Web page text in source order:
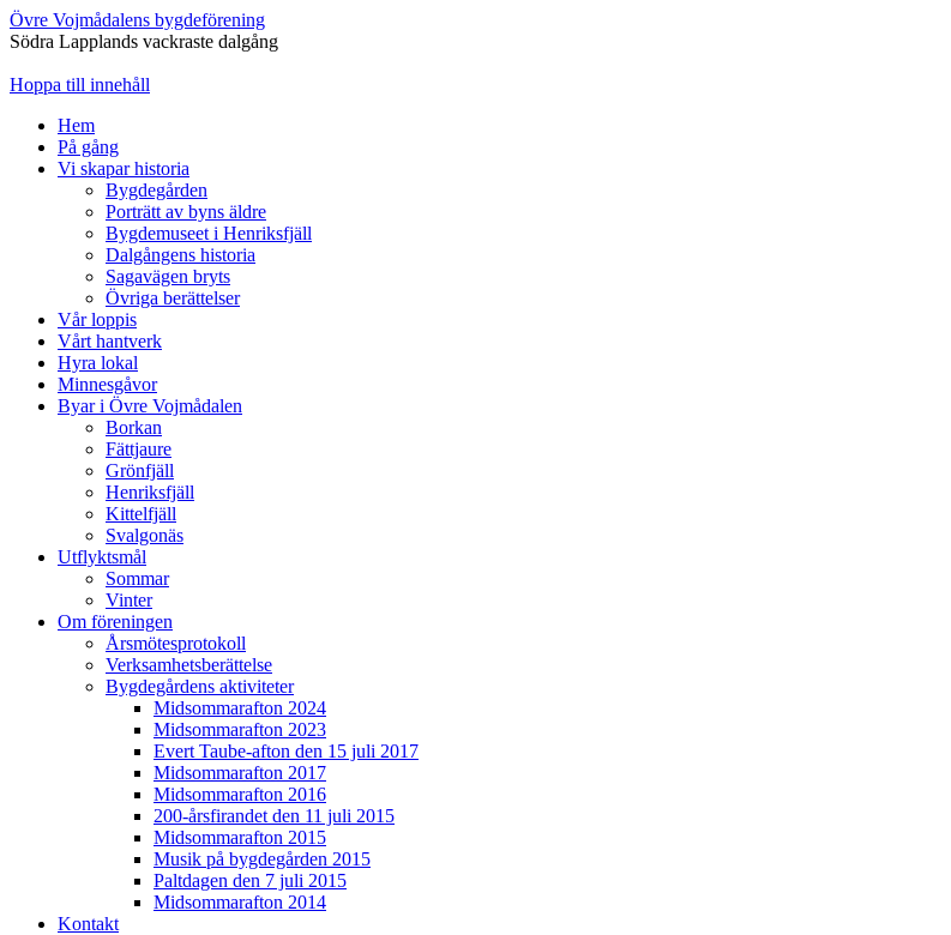
Övre Vojmådalens bygdeförening
Södra Lapplands vackraste dalgång
Hoppa till innehåll
Hem
På gång
Vi skapar historia
Bygdegården
Porträtt av byns äldre
Bygdemuseet i Henriksfjäll
Dalgångens historia
Sagavägen bryts
Övriga berättelser
Vår loppis
Vårt hantverk
Hyra lokal
Minnesgåvor
Byar i Övre Vojmådalen
Borkan
Fättjaure
Grönfjäll
Henriksfjäll
Kittelfjäll
Svalgonäs
Utflyktsmål
Sommar
Vinter
Om föreningen
Årsmötesprotokoll
Verksamhetsberättelse
Bygdegårdens aktiviteter
Midsommarafton 2024
Midsommarafton 2023
Evert Taube-afton den 15 juli 2017
Midsommarafton 2017
Midsommarafton 2016
200-årsfirandet den 11 juli 2015
Midsommarafton 2015
Musik på bygdegården 2015
Paltdagen den 7 juli 2015
Midsommarafton 2014
Kontakt